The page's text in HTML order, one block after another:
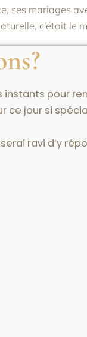
ses mariages
c’était le
– je crois que
appréciait le
instants pour
ce jour si
ravi d’y